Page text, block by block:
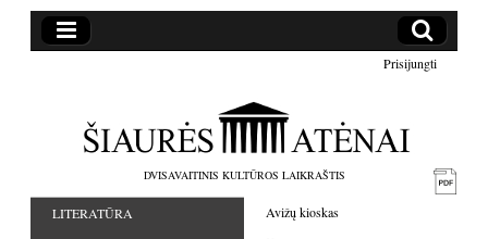
Prisijungti
DVISAVAITINIS KULTŪROS LAIKRAŠTIS
LITERATŪRA
Avižų kioskas